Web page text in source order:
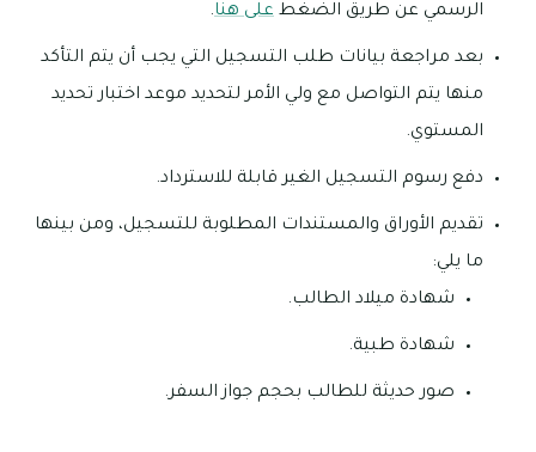
الرسمي عن طريق الضغط على هنا.
بعد مراجعة بيانات طلب التسجيل التي يجب أن يتم التأكد
منها يتم التواصل مع ولي الأمر لتحديد موعد اختبار تحديد
المستوي.
دفع رسوم التسجيل الغير قابلة للاسترداد.
تقديم الأوراق والمستندات المطلوبة للتسجيل، ومن بينها
ما يلي:
شهادة ميلاد الطالب.
شهادة طبية.
صور حديثة للطالب بحجم جواز السفر.